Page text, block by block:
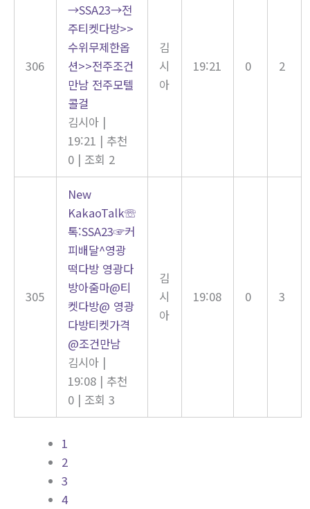
306
→SSA23→전
주티켓다방>>
수위무제한옵
션>>전주조건
만남 전주모텔
콜걸
김시아 |
19:21 | 추천
0 | 조회 2
김
시
아
19:21 0 2
305
New
KakaoTalk☏
톡:SSA23☞커
피배달^영광
떡다방 영광다
방아줌마@티
켓다방@ 영광
다방티켓가격
@조건만남
김시아 |
19:08 | 추천
0 | 조회 3
김
시
아
19:08 0 3
1
2
3
4